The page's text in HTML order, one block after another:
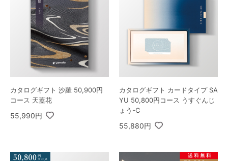
カタログギフト 沙羅 50,900円
コース 天蓋花
55,990円
カタログギフト カードタイプ SA
YU 50,800円コース うすぐんじ
ょう-C
55,880円